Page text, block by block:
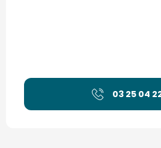
03 25 04